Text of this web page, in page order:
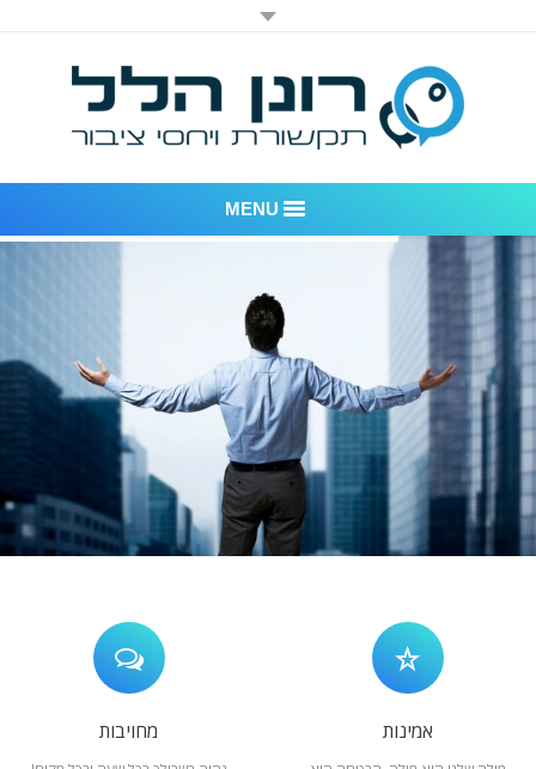
MENU
דוגמאות לעבודות שביצענו
לקוחות – משרד יחסי ציבור רונן הלל
חדר חדשות
המלצות
צור קשר
אמינות מחויבות